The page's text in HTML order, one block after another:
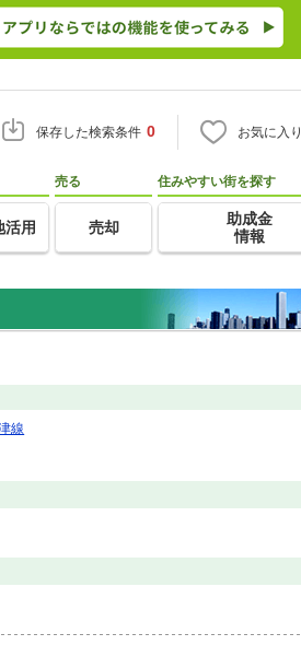
保存した検索条件 0 お気に入り
活用
売る
売却
住みやすい街を探す
助成金
情報
線